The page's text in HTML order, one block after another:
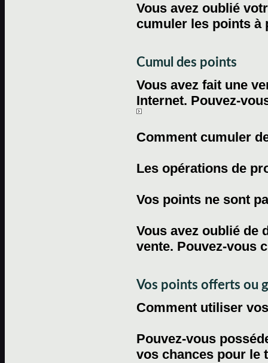
Vous avez oublié
cumuler les points
Cumul des points
Vous avez fait une
Internet. Pouvez-
Comment cumuler
Les opérations de
Vos points ne sont
Vous avez oublié de
vente. Pouvez-vous
Vos points offerts ou
Comment utiliser
Pouvez-vous
vos chances pour le